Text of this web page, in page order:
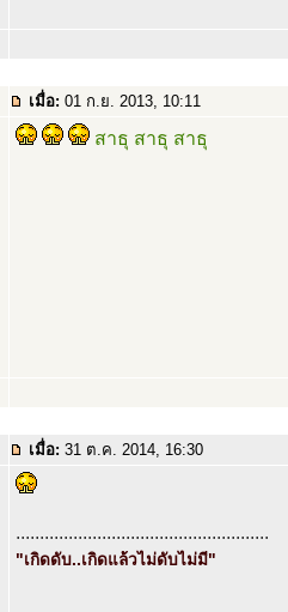
เมื่อ: 01 ก.ย. 2013, 10:11
สาธุ สาธุ สาธุ
เมื่อ: 31 ต.ค. 2014, 16:30
.....................................................
"เกิดดับ..เกิดแล้วไม่ดับไม่มี"